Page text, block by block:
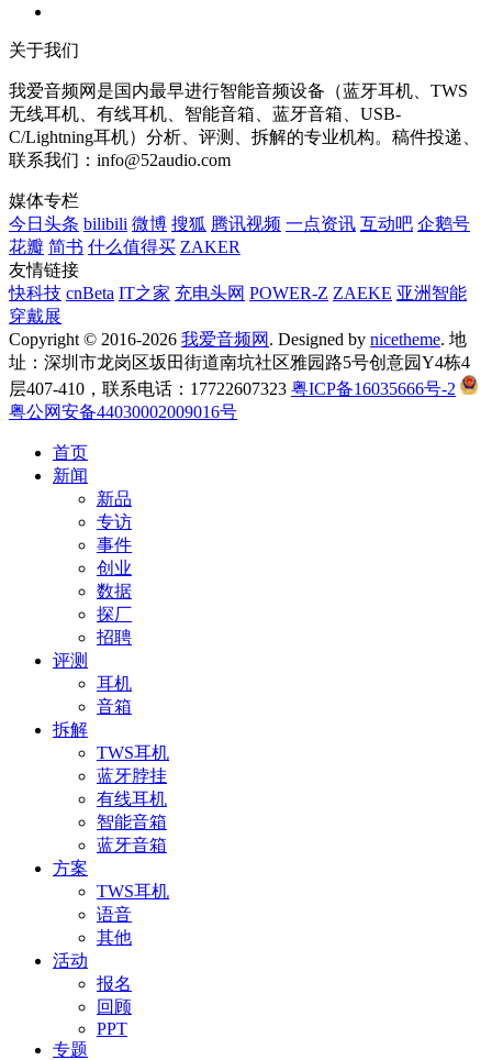
关于我们
我爱音频网是国内最早进行智能音频设备（蓝牙耳机、TWS
无线耳机、有线耳机、智能音箱、蓝牙音箱、USB-
C/Lightning耳机）分析、评测、拆解的专业机构。稿件投递、
联系我们：info@52audio.com
媒体专栏
今日头条 bilibili 微博 搜狐 腾讯视频 一点资讯 互动吧 企鹅号
花瓣 简书 什么值得买 ZAKER
友情链接
快科技 cnBeta IT之家 充电头网 POWER-Z ZAEKE 亚洲智能
穿戴展
Copyright © 2016-2026 我爱音频网 . Designed by nicetheme. 地
址：深圳市龙岗区坂田街道南坑社区雅园路5号创意园Y4栋4
层407-410，联系电话：17722607323 粤ICP备16035666号-2
粤公网安备44030002009016号
首页
新闻
新品
专访
事件
创业
数据
探厂
招聘
评测
耳机
音箱
拆解
TWS耳机
蓝牙脖挂
有线耳机
智能音箱
蓝牙音箱
方案
TWS耳机
语音
其他
活动
报名
回顾
PPT
专题